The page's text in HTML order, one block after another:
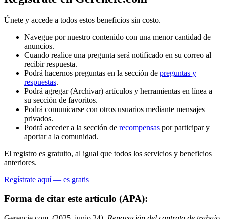
Únete y accede a todos estos beneficios sin costo.
Navegue por nuestro contenido con una menor cantidad de
anuncios.
Cuando realice una pregunta será notificado en su correo al
recibir respuesta.
Podrá hacernos preguntas en la sección de preguntas y
respuestas.
Podrá agregar (Archivar) artículos y herramientas en línea a
su sección de favoritos.
Podrá comunicarse con otros usuarios mediante mensajes
privados.
Podrá acceder a la sección de recompensas por participar y
aportar a la comunidad.
El registro es gratuito, al igual que todos los servicios y beneficios
anteriores.
Regístrate aquí — es gratis
Forma de citar este artículo (APA):